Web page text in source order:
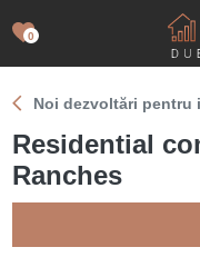
0
Noi dezvoltări pentru
Residential
Ranches